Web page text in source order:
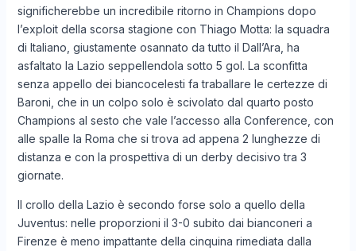
significherebbe un incredibile ritorno in Champions dopo
l’exploit della scorsa stagione con Thiago Motta: la squadra
di Italiano, giustamente osannato da tutto il Dall’Ara, ha
asfaltato la Lazio seppellendola sotto 5 gol. La sconfitta
senza appello dei biancocelesti fa traballare le certezze di
Baroni, che in un colpo solo è scivolato dal quarto posto
Champions al sesto che vale l’accesso alla Conference, con
alle spalle la Roma che si trova ad appena 2 lunghezze di
distanza e con la prospettiva di un derby decisivo tra 3
giornate.
Il crollo della Lazio è secondo forse solo a quello della
Juventus: nelle proporzioni il 3-0 subito dai bianconeri a
Firenze è meno impattante della cinquina rimediata dalla